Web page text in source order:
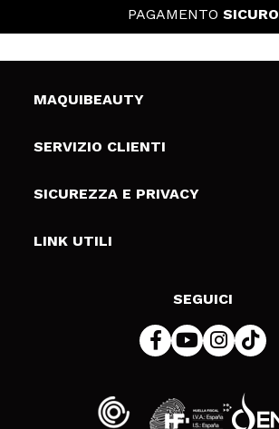
PAGAMENTO SICURO
MAQUIBEAUTY
Chi siamo
Gift Cards
SERVIZIO CLIENTI
Spedizioni & Resi
Metodi di pagamamento
SICUREZZA E PRIVACY
Termini e condizioni
LINK UTILI
SEGUICI